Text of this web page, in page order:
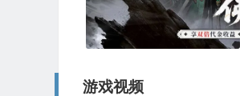
游戏视频